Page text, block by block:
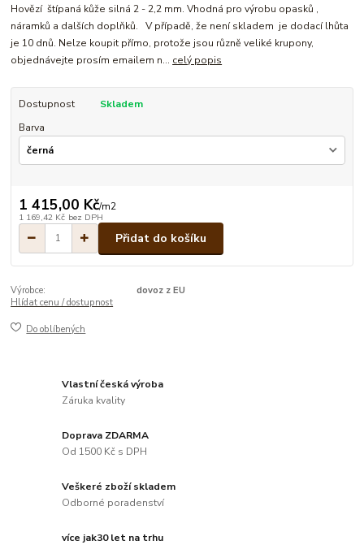
Hovězí štípaná kůže silná 2 - 2,2 mm. Vhodná pro výrobu opasků ,
náramků a dalších doplňků. V případě, že není skladem je dodací lhůta
je 10 dnů. Nelze koupit přímo, protože jsou různě veliké krupony,
objednávejte prosím emailem n... celý popis
Dostupnost
Skladem
Barva
1 415,00 Kč/m2
1 169,42 Kč bez DPH
Přidat do košíku
Výrobce:
dovoz z EU
Hlídat cenu / dostupnost
Do oblíbených
Vlastní česká výroba
Záruka kvality
Doprava ZDARMA
Od 1500 Kč s DPH
Veškeré zboží skladem
Odborné poradenství
více jak30 let na trhu